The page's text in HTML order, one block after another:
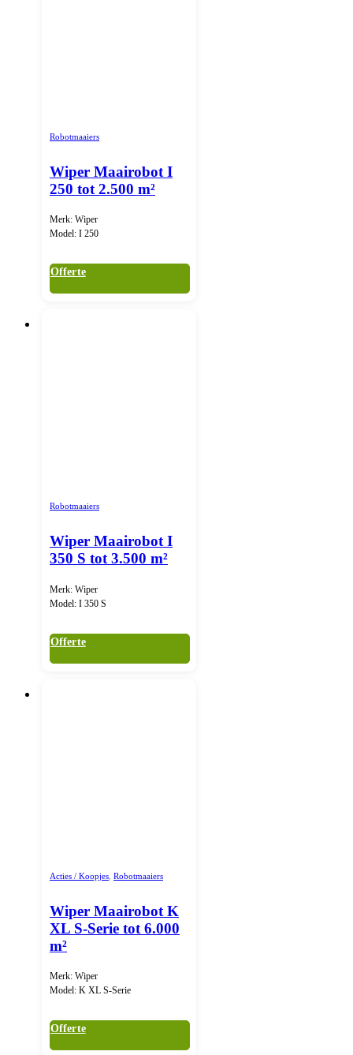
Robotmaaiers
Wiper Maairobot I
250 tot 2.500 m²
Merk: Wiper
Model: I 250
Offerte
Robotmaaiers
Wiper Maairobot I
350 S tot 3.500 m²
Merk: Wiper
Model: I 350 S
Offerte
Acties / Koopjes Robotmaaiers
Wiper Maairobot K
XL S-Serie tot 6.000
m²
Merk: Wiper
Model: K XL S-Serie
Offerte